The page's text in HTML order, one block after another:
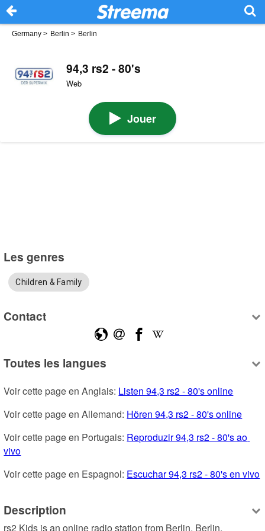
Germany > Berlin > Berlin
94,3 rs2 - 80's
Web
Jouer
Les genres
Children & Family
Contact
Toutes les langues
Voir cette page en Anglais: Listen 94,3 rs2 - 80's online
Voir cette page en Allemand: Hören 94,3 rs2 - 80's online
Voir cette page en Portugais: Reproduzir 94,3 rs2 - 80's ao
vivo
Voir cette page en Espagnol: Escuchar 94,3 rs2 - 80's en vivo
Description
rs2 Kids is an online radio station from Berlin, Berlin,